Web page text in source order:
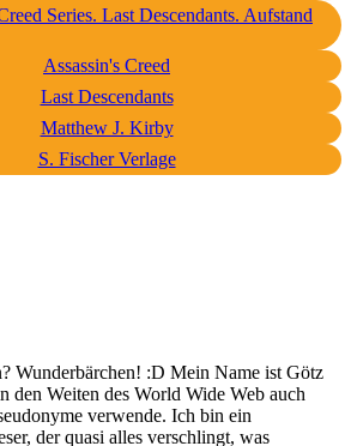
Series. Last Descendants. Aufstand
Assassin's Creed
Last Descendants
Matthew J. Kirby
S. Fischer Verlage
Wunderbärchen! :D Mein Name ist Götz
den Weiten des World Wide Web auch
verwende. Ich bin ein
der quasi alles verschlingt, was